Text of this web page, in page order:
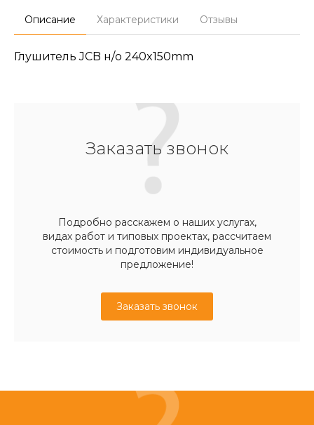
Описание Характеристики Отзывы
Глушитель JCB н/о 240x150mm
Заказать звонок
Подробно расскажем о наших услугах,
видах работ и типовых проектах, рассчитаем
стоимость и подготовим индивидуальное
предложение!
Заказать звонок